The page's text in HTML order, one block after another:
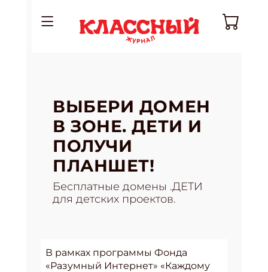
ВЫБЕРИ ДОМЕН
В ЗОНЕ. ДЕТИ И
ПОЛУЧИ
ПЛАНШЕТ!
Бесплатные домены .ДЕТИ
для детских проектов.
В рамках программы Фонда
«Разумный Интернет» «Каждому